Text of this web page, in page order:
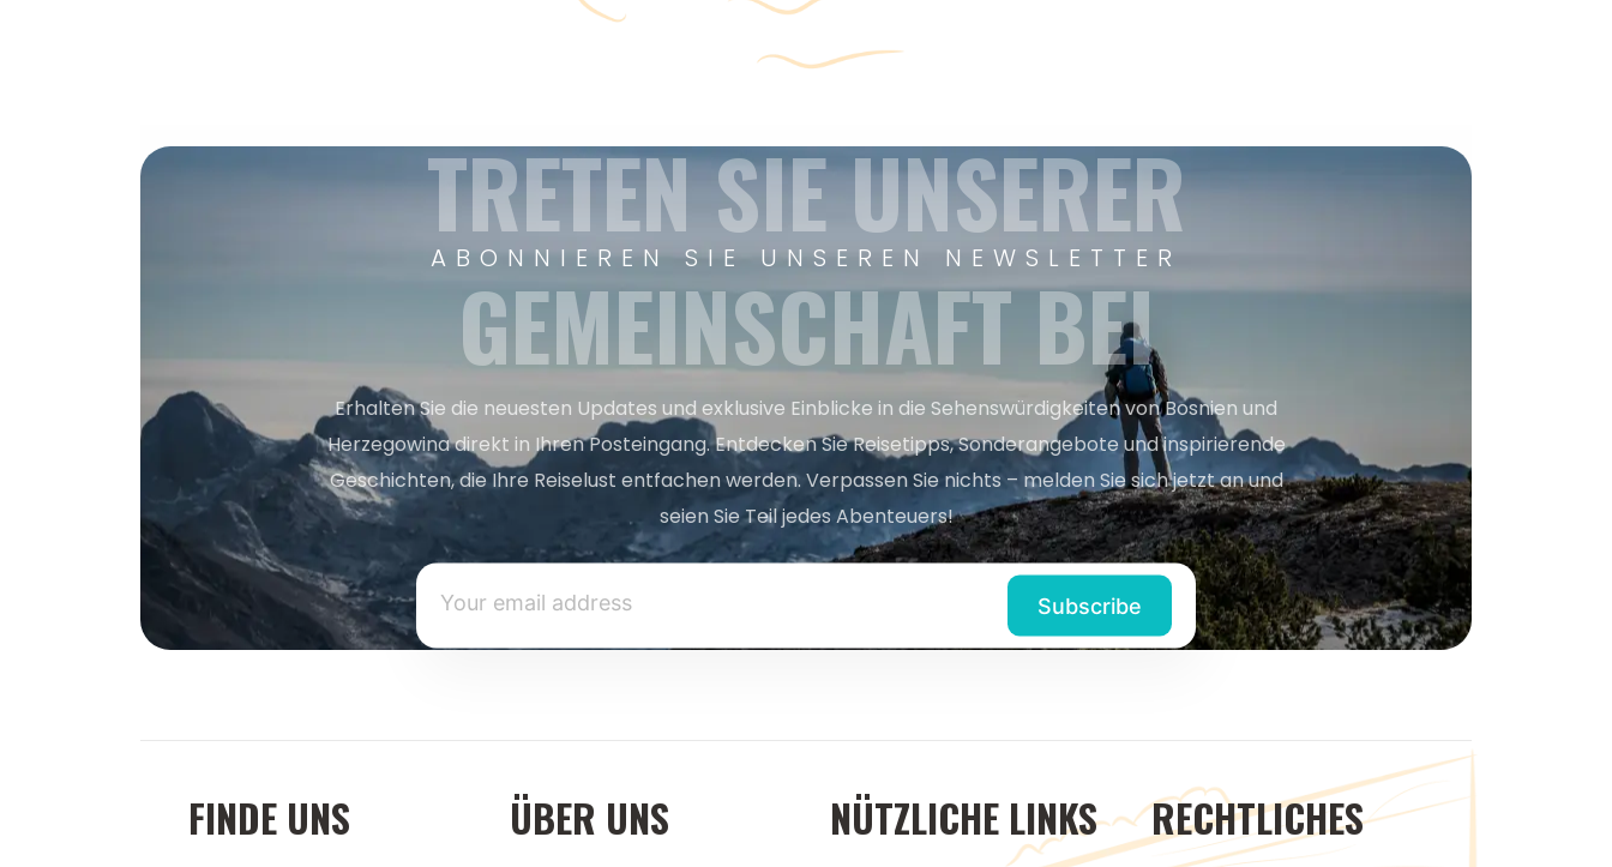
ABONNIEREN SIE UNSEREN NEWSLETTER
TRETEN SIE UNSERER
GEMEINSCHAFT BEI
Erhalten Sie die neuesten Updates und exklusive Einblicke in die Sehenswürdigkeiten von Bosnien und
Herzegowina direkt in Ihren Posteingang. Entdecken Sie Reisetipps, Sonderangebote und inspirierende
Geschichten, die Ihre Reiselust entfachen werden. Verpassen Sie nichts – melden Sie sich jetzt an und
seien Sie Teil jedes Abenteuers!
FINDE UNS ÜBER UNS NÜTZLICHE LINKS RECHTLICHES